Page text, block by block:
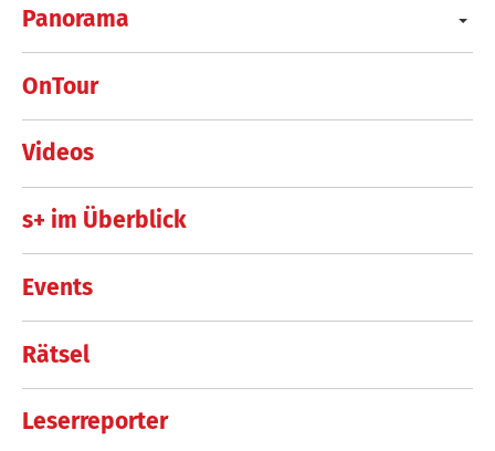
Panorama
OnTour
Videos
s+ im Überblick
Events
Rätsel
Leserreporter